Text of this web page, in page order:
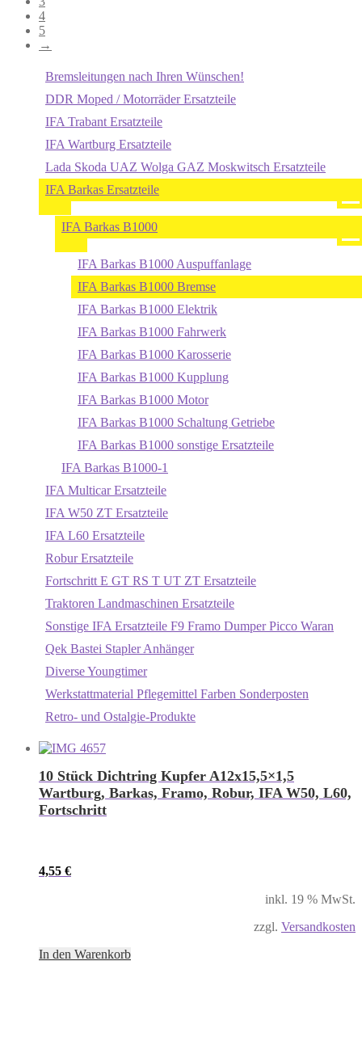
4
5
→
Bremsleitungen nach Ihren Wünschen!
DDR Moped / Motorräder Ersatzteile
IFA Trabant Ersatzteile
IFA Wartburg Ersatzteile
Lada Skoda UAZ Wolga GAZ Moskwitsch Ersatzteile
IFA Barkas Ersatzteile
IFA Barkas B1000
IFA Barkas B1000 Auspuffanlage
IFA Barkas B1000 Bremse
IFA Barkas B1000 Elektrik
IFA Barkas B1000 Fahrwerk
IFA Barkas B1000 Karosserie
IFA Barkas B1000 Kupplung
IFA Barkas B1000 Motor
IFA Barkas B1000 Schaltung Getriebe
IFA Barkas B1000 sonstige Ersatzteile
IFA Barkas B1000-1
IFA Multicar Ersatzteile
IFA W50 ZT Ersatzteile
IFA L60 Ersatzteile
Robur Ersatzteile
Fortschritt E GT RS T UT ZT Ersatzteile
Traktoren Landmaschinen Ersatzteile
Sonstige IFA Ersatzteile F9 Framo Dumper Picco Waran
Qek Bastei Stapler Anhänger
Diverse Youngtimer
Werkstattmaterial Pflegemittel Farben Sonderposten
Retro- und Ostalgie-Produkte
10 Stück Dichtring Kupfer A12x15,5×1,5
Wartburg, Barkas, Framo, Robur, IFA W50, L60,
Fortschritt
4,55 €
inkl. 19 % MwSt.
zzgl. Versandkosten
In den Warenkorb